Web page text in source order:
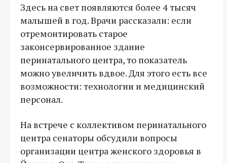
Здесь на свет появляются более 4 тысяч
малышей в год. Врачи рассказали: если
отремонтировать старое
законсервированное здание
перинатального центра, то показатель
можно увеличить вдвое. Для этого есть все
возможности: технологии и медицинский
персонал.
На встрече с коллективом перинатального
центра сенаторы обсудили вопросы
организации центра женского здоровья в